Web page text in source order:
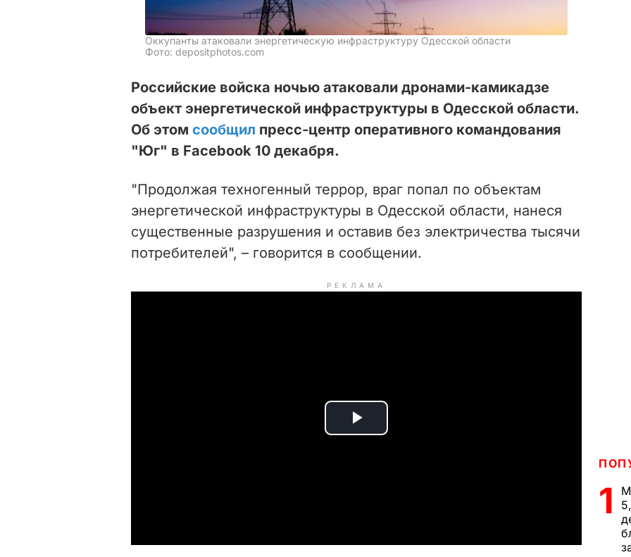
Оккупанты атаковали энергетическую инфраструктуру Одесской области
Фото: depositphotos.com
Российские войска ночью атаковали дронами-камикадзе
объект энергетической инфраструктуры в Одесской области.
Об этом сообщил пресс-центр оперативного командования
"Юг" в Facebook 10 декабря.
"Продолжая техногенный террор, враг попал по объектам
энергетической инфраструктуры в Одесской области, нанеся
существенные разрушения и оставив без электричества тысячи
потребителей", – говорится в сообщении.
РЕКЛАМА
P
1